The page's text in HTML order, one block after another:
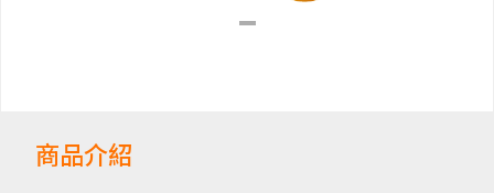
商品介紹